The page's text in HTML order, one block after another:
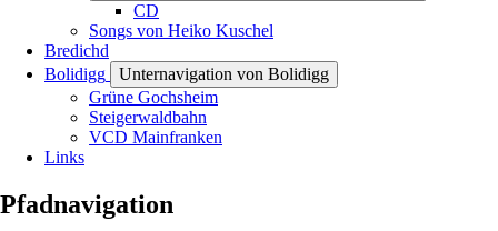
CD
Songs von Heiko Kuschel
Bredichd
Bolidigg
Unternavigation von Bolidigg
Grüne Gochsheim
Steigerwaldbahn
VCD Mainfranken
Links
Pfadnavigation